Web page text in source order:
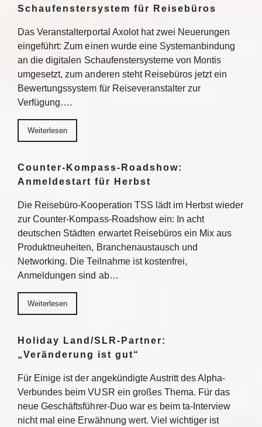
Schaufenstersystem für Reisebüros
Das Veranstalterportal Axolot hat zwei Neuerungen
eingeführt: Zum einen wurde eine Systemanbindung
an die digitalen Schaufenstersysteme von Montis
umgesetzt, zum anderen steht Reisebüros jetzt ein
Bewertungssystem für Reiseveranstalter zur
Verfügung….
Weiterlesen
Counter-Kompass-Roadshow:
Anmeldestart für Herbst
Die Reisebüro-Kooperation TSS lädt im Herbst wieder
zur Counter-Kompass-Roadshow ein: In acht
deutschen Städten erwartet Reisebüros ein Mix aus
Produktneuheiten, Branchenaustausch und
Networking. Die Teilnahme ist kostenfrei,
Anmeldungen sind ab…
Weiterlesen
Holiday Land/SLR-Partner:
„Veränderung ist gut“
Für Einige ist der angekündigte Austritt des Alpha-
Verbundes beim VUSR ein großes Thema. Für das
neue Geschäftsführer-Duo war es beim ta-Interview
nicht mal eine Erwähnung wert. Viel wichtiger ist